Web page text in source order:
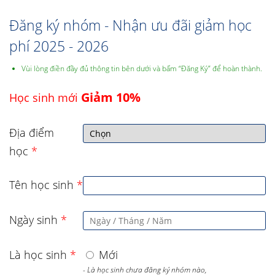
Đăng ký nhóm - Nhận ưu đãi giảm học
phí 2025 - 2026
Vùi lòng điền đầy đủ thông tin bên dưới và bấm “Đăng Ký” để hoàn thành.
Học sinh mới Giảm 10%
Địa điểm
học *
Tên học sinh *
Ngày sinh *
Là học sinh * Mới
- Là học sinh chưa đăng ký nhóm nào,